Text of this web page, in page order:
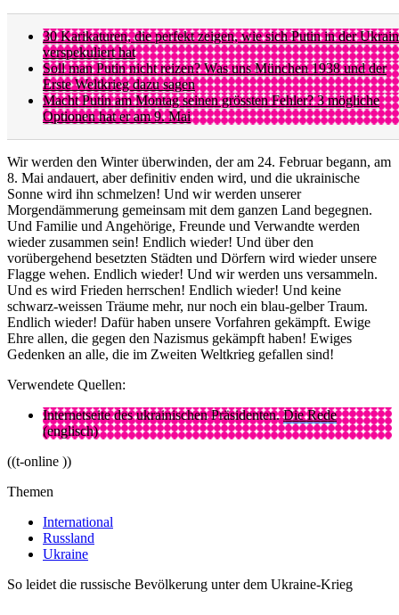
30 Karikaturen, die perfekt zeigen, wie sich Putin in der
verspekuliert hat
Soll man Putin nicht reizen? Was uns München 1938 und der
Erste Weltkrieg dazu sagen
Macht Putin am Montag seinen grössten Fehler? 3 mögliche
Optionen hat er am 9. Mai
Wir werden den Winter überwinden, der am 24. Februar begann, am
8. Mai andauert, aber definitiv enden wird, und die ukrainische
Sonne wird ihn schmelzen! Und wir werden unserer
Morgendämmerung gemeinsam mit dem ganzen Land begegnen.
Und Familie und Angehörige, Freunde und Verwandte werden
wieder zusammen sein! Endlich wieder! Und über den
vorübergehend besetzten Städten und Dörfern wird wieder unsere
Flagge wehen. Endlich wieder! Und wir werden uns versammeln.
Und es wird Frieden herrschen! Endlich wieder! Und keine
schwarz-weissen Träume mehr, nur noch ein blau-gelber Traum.
Endlich wieder! Dafür haben unsere Vorfahren gekämpft. Ewige
Ehre allen, die gegen den Nazismus gekämpft haben! Ewiges
Gedenken an alle, die im Zweiten Weltkrieg gefallen sind!
Verwendete Quellen:
Internetseite des ukrainischen Präsidenten.Die Rede
(englisch)
((t-online ))
Themen
International
Russland
Ukraine
So leidet die russische Bevölkerung unter dem Ukraine-Krieg